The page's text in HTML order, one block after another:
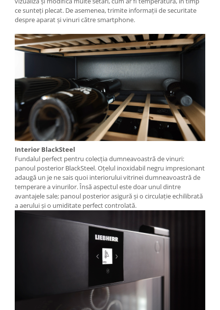
ce sunteţi plecat. De asemenea, trimite informaţii de securitate
despre aparat şi vinuri către smartphone.
Interior BlackSteel
Fundalul perfect pentru colecția dumneavoastră de vinuri:
panoul posterior BlackSteel. Oțelul inoxidabil negru impresionant
adaugă un je ne sais quoi interiorului vitrinei dumneavoastră de
temperare a vinurilor. Însă aspectul este doar unul dintre
avantajele sale; panoul posterior asigură și o circulație echilibrată
a aerului și o umiditate perfect controlată.